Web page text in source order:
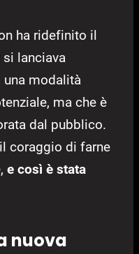
ha ridefinito il
lanciava
modalità
ma che è
dal pubblico.
coraggio di farne
e così è stata
nuova